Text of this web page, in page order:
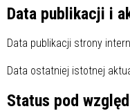
Data publikacji i
Data publikacji strony
Data ostatniej istotnej
Status pod